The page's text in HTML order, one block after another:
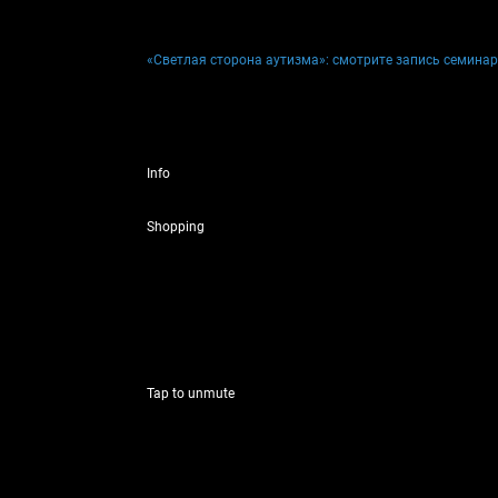
«Светлая сторона аутизма»: смотрите запись
Info
Shopping
Tap to unmute